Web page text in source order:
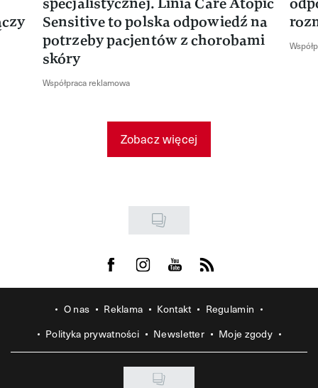
Sensitive to polska odpowiedź na
potrzeby pacjentów z chorobami
skóry
Współpraca reklamowa
Zobacz więcej
Visit us on Facebook
Visit us on Instagram
Visit us on Youtube
Visit us on Rss
O nas Reklama Kontakt
Regulamin
Polityka prywatności
Newsletter Moje zgody